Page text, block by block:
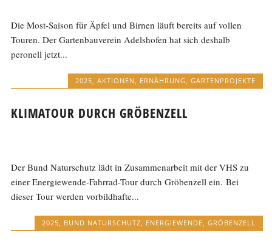
Die Most-Saison für Äpfel und Birnen läuft bereits auf vollen
Touren. Der Gartenbauverein Adelshofen hat sich deshalb
peronell jetzt...
2025, AKTIONEN, ERNÄHRUNG, GARTENPROJEKTE
KLIMATOUR DURCH GRÖBENZELL
Der Bund Naturschutz lädt in Zusammenarbeit mit der VHS zu
einer Energiewende-Fahrrad-Tour durch Gröbenzell ein. Bei
dieser Tour werden vorbildhafte...
2025 BUND NATURSCHUTZ ENERGIEWENDE GRÖBENZELL